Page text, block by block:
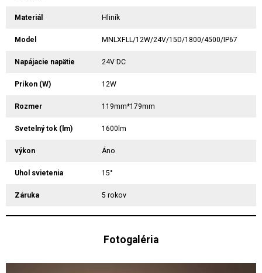
Materiál Hliník
Model MNLXFLL/12W/24V/15D/1800/4500/IP67
Napájacie napätie 24V DC
Príkon (W) 12W
Rozmer 119mm*179mm
Svetelný tok (lm) 1600lm
výkon Áno
Uhol svietenia 15°
Záruka 5 rokov
Fotogaléria